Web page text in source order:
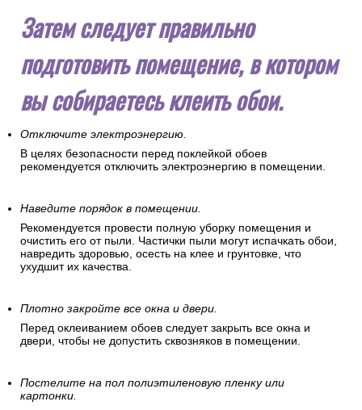
Затем следует правильно
подготовить помещение, в котором
вы собираетесь клеить обои.
Отключите электроэнергию.
В целях безопасности перед поклейкой обоев
рекомендуется отключить электроэнергию в помещении.
Наведите порядок в помещении.
Рекомендуется провести полную уборку помещения и
очистить его от пыли. Частички пыли могут испачкать обои,
навредить здоровью, осесть на клее и грунтовке, что
ухудшит их качества.
Плотно закройте все окна и двери.
Перед оклеиванием обоев следует закрыть все окна и
двери, чтобы не допустить сквозняков в помещении.
Постелите на пол полиэтиленовую пленку или
картонки.